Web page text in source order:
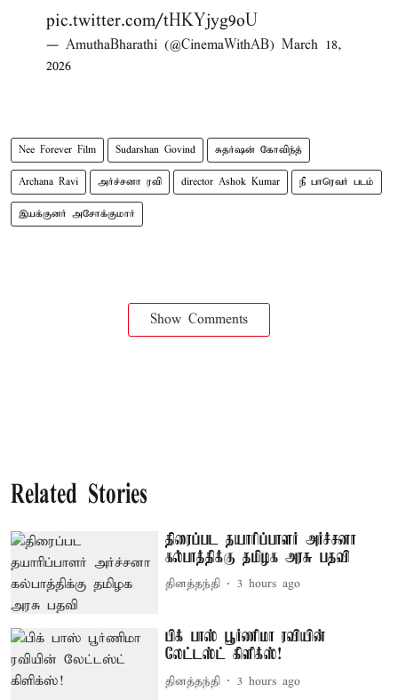
pic.twitter.com/tHKYjyg9oU
— AmuthaBharathi (@CinemaWithAB) March 18,
2026
Nee Forever Film Sudarshan Govind சுதர்ஷன் கோவிந்த்
Archana Ravi அர்ச்சனா ரவி director Ashok Kumar நீ பாரெவர் படம்
இயக்குனர் அசோக்குமார்
Show Comments
Related Stories
திரைப்பட தயாரிப்பாளர் அர்ச்சனா
கல்பாத்திக்கு தமிழக அரசு பதவி
தினத்தந்தி 3 hours ago
பிக் பாஸ் பூர்ணிமா ரவியின்
லேட்டஸ்ட் கிளிக்ஸ்!
தினத்தந்தி 3 hours ago